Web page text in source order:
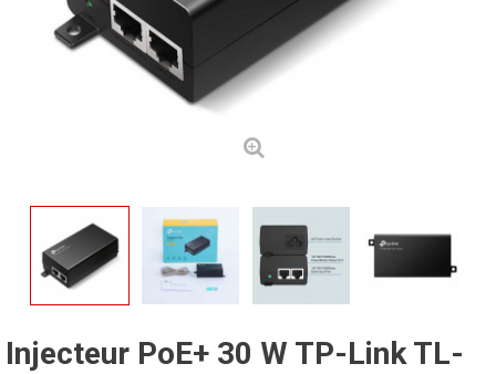
Injecteur PoE+ 30 W TP-Link TL-